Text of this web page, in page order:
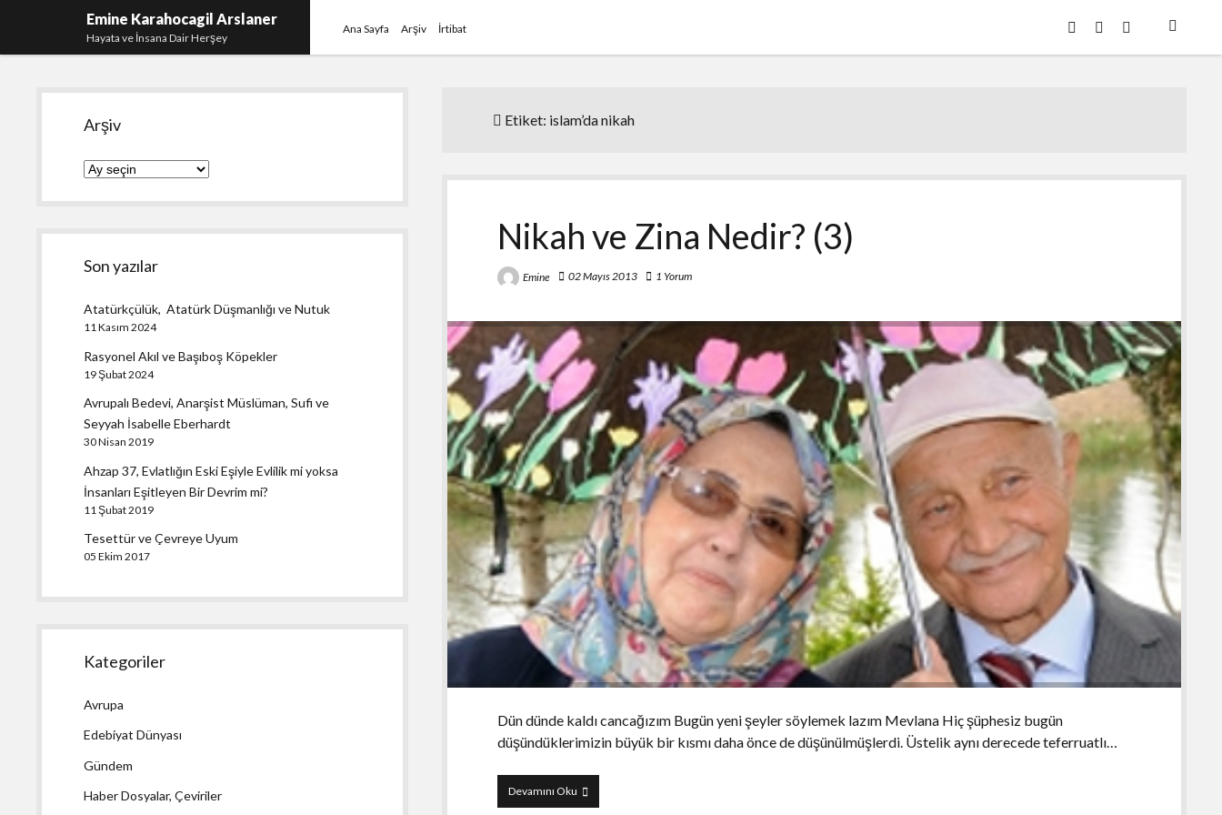
Emine Karahocagil Arslaner
Hayata ve İnsana Dair Herşey
Ana Sayfa Arşiv İrtibat twitteryoutubeeposta
Etiket: islam’da nikah
Nikah ve Zina Nedir? (3)
Emine 02 Mayıs 2013 1 Yorum
Dün dünde kaldı cancağızım Bugün yeni şeyler söylemek lazım Mevlana Hiç şüphesiz bugün
düşündüklerimizin büyük bir kısmı daha önce de düşünülmüşlerdi. Üstelik aynı derecede teferruatlı…
Devamını Oku Nikah
ve
Yan
Menü
Arşiv
Arşiv
Son yazılar
Atatürkçülük, Atatürk Düşmanlığı ve Nutuk
11 Kasım 2024
Rasyonel Akıl ve Başıboş Köpekler
19 Şubat 2024
Avrupalı Bedevi, Anarşist Müslüman, Sufi ve
Seyyah İsabelle Eberhardt
30 Nisan 2019
Ahzap 37, Evlatlığın Eski Eşiyle Evlilik mi yoksa
İnsanları Eşitleyen Bir Devrim mi?
11 Şubat 2019
Tesettür ve Çevreye Uyum
05 Ekim 2017
Kategoriler
Avrupa
Edebiyat Dünyası
Gündem
Haber Dosyalar, Çeviriler